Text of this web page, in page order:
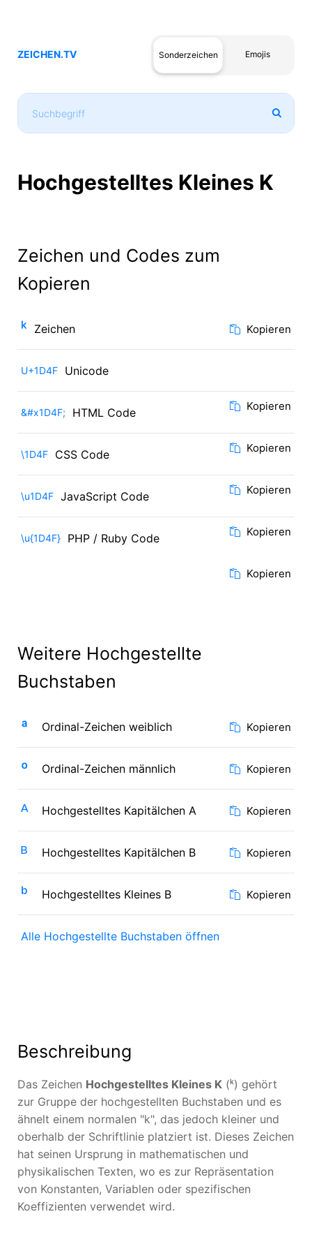
ZEICHEN.TV Sonderzeichen Emojis
Hochgestelltes Kleines K
Zeichen und Codes zum
Kopieren
ᵏ Zeichen Kopieren
U+1D4F Unicode
Kopieren
&#x1D4F; HTML Code
Kopieren
\1D4F CSS Code
Kopieren
\u1D4F JavaScript Code
Kopieren
\u{1D4F} PHP / Ruby Code
Kopieren
Weitere Hochgestellte
Buchstaben
ª Ordinal-Zeichen weiblich Kopieren
º Ordinal-Zeichen männlich Kopieren
ᴬ Hochgestelltes Kapitälchen A Kopieren
ᴮ Hochgestelltes Kapitälchen B Kopieren
ᵇ Hochgestelltes Kleines B Kopieren
Alle Hochgestellte Buchstaben öffnen
Beschreibung
Das Zeichen Hochgestelltes Kleines K (ᵏ) gehört
zur Gruppe der hochgestellten Buchstaben und es
ähnelt einem normalen "k", das jedoch kleiner und
oberhalb der Schriftlinie platziert ist. Dieses Zeichen
hat seinen Ursprung in mathematischen und
physikalischen Texten, wo es zur Repräsentation
von Konstanten, Variablen oder spezifischen
Koeffizienten verwendet wird.